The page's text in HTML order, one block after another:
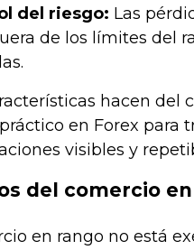
del riesgo: Las
de los límites del
hacen del
en Forex para
visibles y
del comercio en
en rango no está